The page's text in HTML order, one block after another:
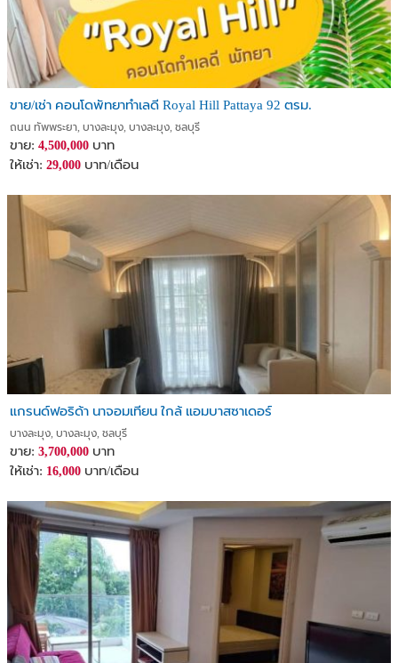
ขาย/เช่า คอนโดพัทยาทำเลดี Royal Hill Pattaya 92 ตรม.
ถนน ทัพพระยา, บางละมุง, บางละมุง, ชลบุรี
ขาย: 4,500,000 บาท
ให้เช่า: 29,000 บาท/เดือน
แกรนด์ฟอริด้า นาจอมเทียน ใกล้ แอมบาสซาเดอร์
บางละมุง, บางละมุง, ชลบุรี
ขาย: 3,700,000 บาท
ให้เช่า: 16,000 บาท/เดือน